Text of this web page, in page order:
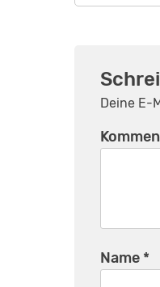
Deine E-
Name *